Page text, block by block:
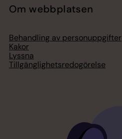
Om webbplatsen
Behandling av personuppgifter
Kakor
Lyssna
Tillgänglighetsredogörelse